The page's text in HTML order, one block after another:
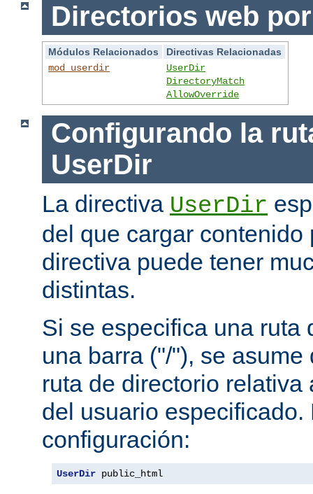
Directorios web
Módulos Relacionados
Directivas Relacionadas
mod_userdir
UserDir
DirectoryMatch
AllowOverride
Configurando la
UserDir
La directiva UserDir
del que cargar contenido
directiva puede tener
distintas.
Si se especifica una ruta
una barra ("/"), se
ruta de directorio relativa
del usuario especificado.
configuración:
UserDir public_html